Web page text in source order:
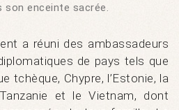
son enceinte sacrée.
a réuni des ambassadeurs
de pays tels que
tchèque, Chypre, l’Estonie, la
et le Vietnam, dont